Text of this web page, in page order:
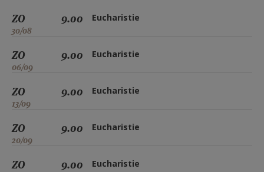
ZO
30/08
9.00 Eucharistie
ZO
06/09
9.00 Eucharistie
ZO
13/09
9.00 Eucharistie
ZO
20/09
9.00 Eucharistie
ZO 9.00 Eucharistie